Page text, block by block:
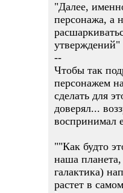
"Далее,
персонажа, а
утверждений"
--
Чтобы так
персонажем
сделать для
доверял...
воспринимал
""Как будто
наша
галактика)
растет в